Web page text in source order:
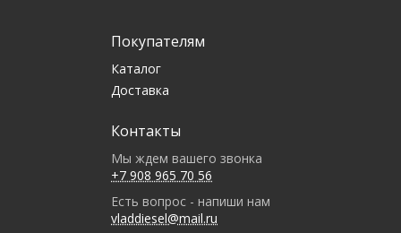
Покупателям
Каталог
Доставка
Контакты
Мы ждем вашего звонка
+7 908 965 70 56
Есть вопрос - напиши нам
vladdiesel@mail.ru